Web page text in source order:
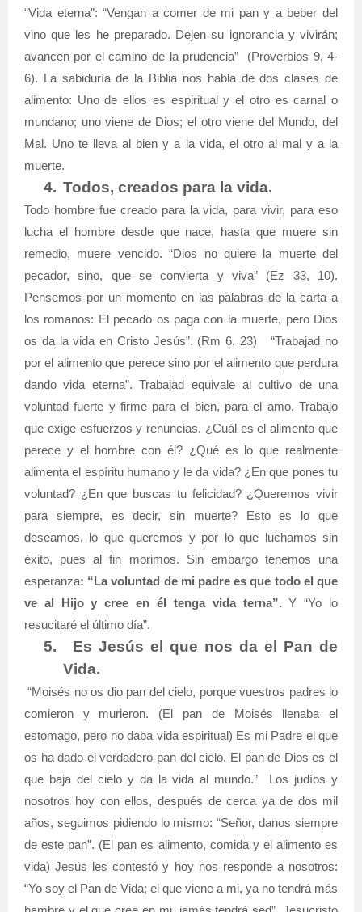
“Vida eterna”: “Vengan a comer de mi pan y a beber del
vino que les he preparado. Dejen su ignorancia y vivirán;
avancen por el camino de la prudencia”
(Proverbios 9, 4-
6). La sabiduría de la Biblia nos habla de dos clases de
alimento: Uno de ellos es espiritual y el otro es carnal o
mundano; uno viene de Dios; el otro viene del Mundo, del
Mal. Uno te lleva al bien y a la vida, el otro al mal y a la
muerte.
4. Todos, creados para la vida.
Todo hombre fue creado para la vida, para vivir, para eso
lucha el hombre desde que nace, hasta que muere sin
remedio, muere vencido. “Dios no quiere la muerte del
pecador, sino, que se convierta y viva” (Ez 33, 10).
Pensemos por un momento en las palabras de la carta a
los romanos: El pecado os paga con la muerte, pero Dios
os da la vida en Cristo Jesús”. (Rm 6, 23)
“Trabajad no
por el alimento que perece sino por el alimento que perdura
dando vida eterna”. Trabajad equivale al cultivo de una
voluntad fuerte y firme para el bien, para el amo. Trabajo
que exige esfuerzos y renuncias. ¿Cuál es el alimento que
perece y el hombre con él? ¿Qué es lo que realmente
alimenta el espíritu humano y le da vida? ¿En que pones tu
voluntad? ¿En que buscas tu felicidad? ¿Queremos vivir
para siempre, es decir, sin muerte? Esto es lo que
deseamos, lo que queremos y por lo que luchamos sin
éxito, pues al fin morimos. Sin embargo tenemos una
esperanza: “La voluntad de mi padre es que todo el que
ve al Hijo y cree en él tenga vida terna”. Y “Yo lo
resucitaré el último día”.
5.
Es Jesús el que nos da el Pan de
Vida.
“Moisés no os dio pan del cielo, porque vuestros padres lo
comieron y murieron. (El pan de Moisés llenaba el
estomago, pero no daba vida espiritual) Es mi Padre el que
os ha dado el verdadero pan del cielo. El pan de Dios es el
que baja del cielo y da la vida al mundo.”
Los judíos y
nosotros hoy con ellos, después de cerca ya de dos mil
años, seguimos pidiendo lo mismo: “Señor, danos siempre
de este pan”. (El pan es alimento, comida y el alimento es
vida) Jesús les contestó y hoy nos responde a nosotros:
“Yo soy el Pan de Vida; el que viene a mi, ya no tendrá más